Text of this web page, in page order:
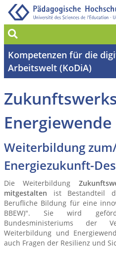
Suche
Kompetenzen für die
Arbeitswelt (KoDiA)
Weiterbildung
Energiezukunft-
Die Weiterbildung
mitgestalten ist Bestandteil
Berufliche Bildung für eine
BBEW)". Sie wird
Bundesministeriums der
Weiterbildung und
auch Fragen der Resilienz und